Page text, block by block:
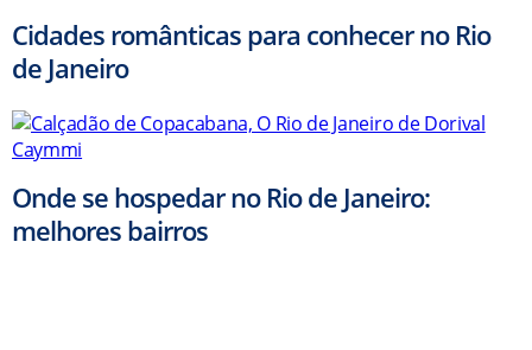
Cidades românticas para conhecer no Rio
de Janeiro
Onde se hospedar no Rio de Janeiro:
melhores bairros